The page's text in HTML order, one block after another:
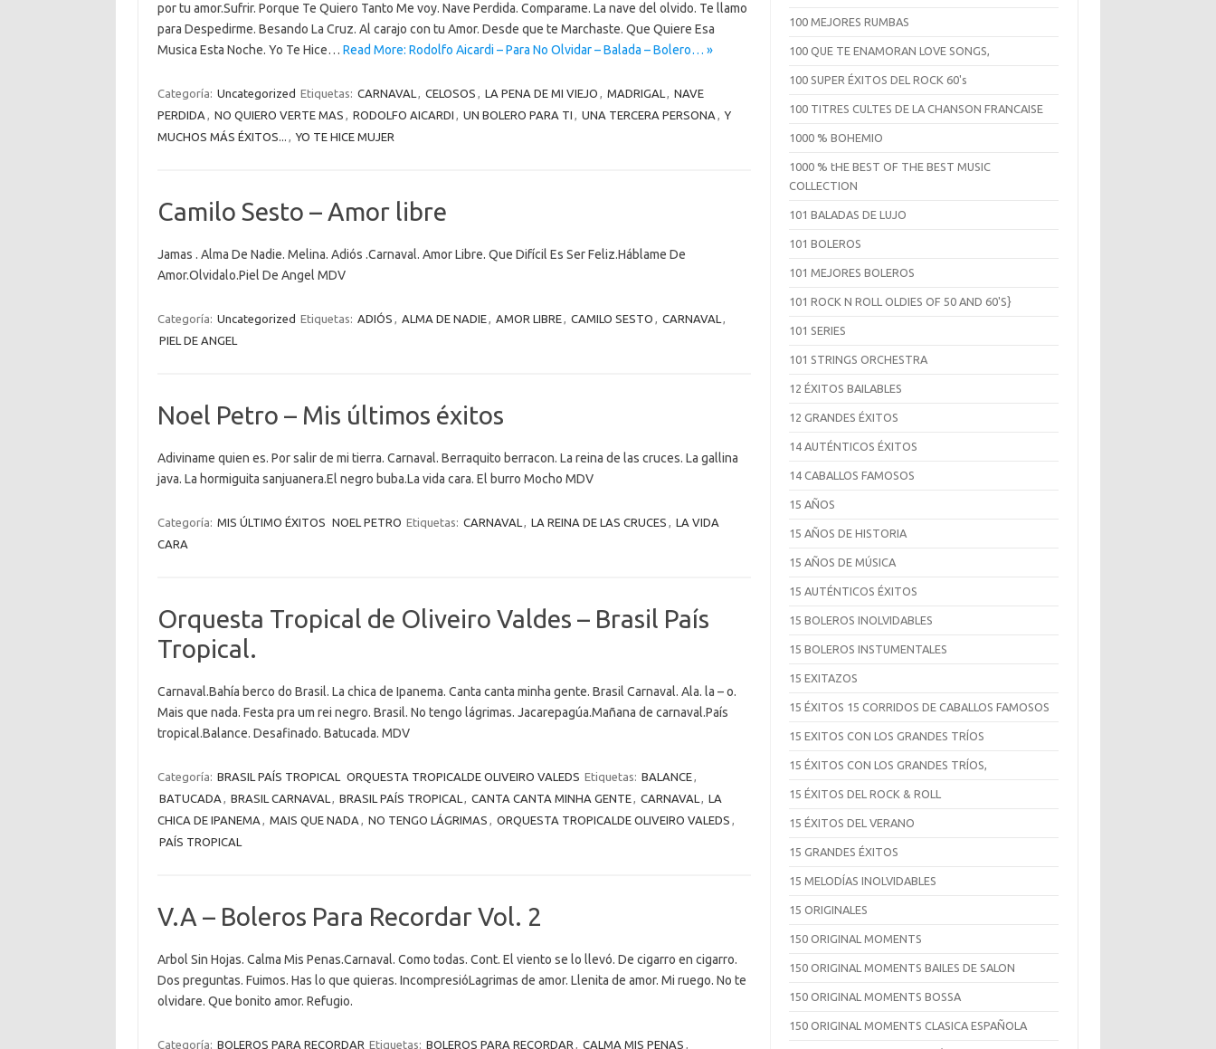
por tu amor.Sufrir. Porque Te Quiero Tanto Me voy. Nave Perdida. Comparame. La nave del olvido. Te llamo
para Despedirme. Besando La Cruz. Al carajo con tu Amor. Desde que te Marchaste. Que Quiere Esa
Musica Esta Noche. Yo Te Hice… Read More: Rodolfo Aicardi – Para No Olvidar – Balada – Bolero… »
Categoría: Uncategorized Etiquetas: CARNAVAL , CELOSOS , LA PENA DE MI VIEJO , MADRIGAL , NAVE
PERDIDA , NO QUIERO VERTE MAS , RODOLFO AICARDI , UN BOLERO PARA TI , UNA TERCERA PERSONA , Y
MUCHOS MÁS ÉXITOS... , YO TE HICE MUJER
Camilo Sesto – Amor libre
Jamas . Alma De Nadie. Melina. Adiós .Carnaval. Amor Libre. Que Difícil Es Ser Feliz.Háblame De
Amor.Olvidalo.Piel De Angel MDV
Categoría: Uncategorized Etiquetas: ADIÓS , ALMA DE NADIE, AMOR LIBRE, CAMILO SESTO , CARNAVAL ,
PIEL DE ANGEL
Noel Petro – Mis últimos éxitos
Adiviname quien es. Por salir de mi tierra. Carnaval. Berraquito berracon. La reina de las cruces. La gallina
java. La hormiguita sanjuanera.El negro buba.La vida cara. El burro Mocho MDV
Categoría: MIS ÚLTIMO ÉXITOS NOEL PETRO Etiquetas: CARNAVAL , LA REINA DE LAS CRUCES , LA VIDA
CARA
Orquesta Tropical de Oliveiro Valdes – Brasil País
Tropical.
Carnaval.Bahía berco do Brasil. La chica de Ipanema. Canta canta minha gente. Brasil Carnaval. Ala. la – o.
Mais que nada. Festa pra um rei negro. Brasil. No tengo lágrimas. Jacarepagúa.Mañana de carnaval.País
tropical.Balance. Desafinado. Batucada. MDV
Categoría: BRASIL PAÍS TROPICAL ORQUESTA TROPICALDE OLIVEIRO VALEDS Etiquetas: BALANCE,
BATUCADA , BRASIL CARNAVAL , BRASIL PAÍS TROPICAL , CANTA CANTA MINHA GENTE, CARNAVAL , LA
CHICA DE IPANEMA , MAIS QUE NADA , NO TENGO LÁGRIMAS , ORQUESTA TROPICALDE OLIVEIRO VALEDS ,
PAÍS TROPICAL
V.A – Boleros Para Recordar Vol. 2
Arbol Sin Hojas. Calma Mis Penas.Carnaval. Como todas. Cont. El viento se lo llevó. De cigarro en cigarro.
Dos preguntas. Fuimos. Has lo que quieras. IncompresióLagrimas de amor. Llenita de amor. Mi ruego. No te
olvidare. Que bonito amor. Refugio.
Categoría: BOLEROS PARA RECORDAR Etiquetas: BOLEROS PARA RECORDAR , CALMA MIS PENAS ,
100 MEJORES RUMBAS
100 QUE TE ENAMORAN LOVE SONGS,
100 SUPER ÉXITOS DEL ROCK 60's
100 TITRES CULTES DE LA CHANSON FRANCAISE
1000 % BOHEMIO
1000 % tHE BEST OF THE BEST MUSIC
COLLECTION
101 BALADAS DE LUJO
101 BOLEROS
101 MEJORES BOLEROS
101 ROCK N ROLL OLDIES OF 50 AND 60'S}
101 SERIES
101 STRINGS ORCHESTRA
12 ÉXITOS BAILABLES
12 GRANDES ÉXITOS
14 AUTÉNTICOS ÉXITOS
14 CABALLOS FAMOSOS
15 AÑOS
15 AÑOS DE HISTORIA
15 AÑOS DE MÚSICA
15 AUTÉNTICOS ÉXITOS
15 BOLEROS INOLVIDABLES
15 BOLEROS INSTUMENTALES
15 EXITAZOS
15 ÉXITOS 15 CORRIDOS DE CABALLOS FAMOSOS
15 EXITOS CON LOS GRANDES TRÍOS
15 ÉXITOS CON LOS GRANDES TRÍOS,
15 ÉXITOS DEL ROCK & ROLL
15 ÉXITOS DEL VERANO
15 GRANDES ÉXITOS
15 MELODÍAS INOLVIDABLES
15 ORIGINALES
150 ORIGINAL MOMENTS
150 ORIGINAL MOMENTS BAILES DE SALON
150 ORIGINAL MOMENTS BOSSA
150 ORIGINAL MOMENTS CLASICA ESPAÑOLA